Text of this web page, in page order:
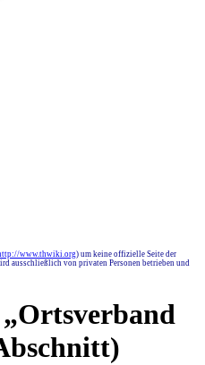
www.thwiki.org) um keine offizielle Seite der
ausschließlich von privaten Personen betrieben und
Ortsverband